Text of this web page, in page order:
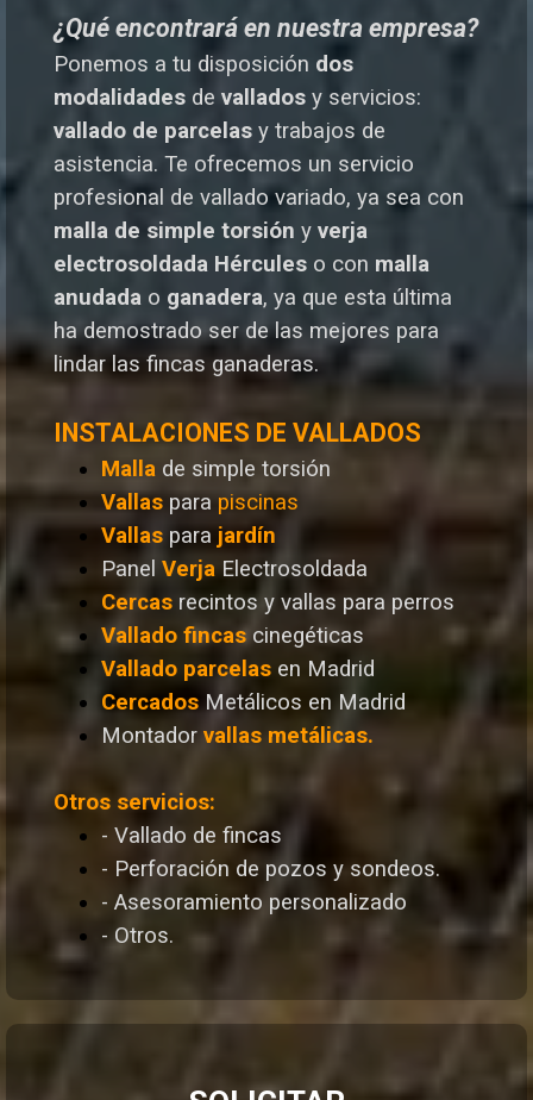
¿Qué encontrará en nuestra empresa?
Ponemos a tu disposición dos
modalidades de vallados y servicios:
vallado de parcelas y trabajos de
asistencia. Te ofrecemos un servicio
profesional de vallado variado, ya sea con
malla de simple torsión y verja
electrosoldada Hércules o con malla
anudada o ganadera, ya que esta última
ha demostrado ser de las mejores para
lindar las fincas ganaderas.
INSTALACIONES DE VALLADOS
Malla de simple torsión
Vallas para piscinas
Vallas para jardín
Panel Verja Electrosoldada
Cercas recintos y vallas para perros
Vallado fincas cinegéticas
Vallado parcelas en Madrid
Cercados Metálicos en Madrid
Montador vallas metálicas.
Otros servicios:
- Vallado de fincas
- Perforación de pozos y sondeos.
- Asesoramiento personalizado
- Otros.